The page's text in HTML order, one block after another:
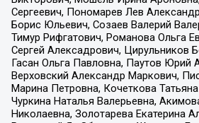
Сергеевич, Пономарев Лев
Борис Юльевич, Созаев Валерий
Тимур Рифгатович, Романова Ольга
Сергей Алексадрович, Цирульников
Гасан Ольга Павловна, Паутов Юрий
Верховский Александр Маркович,
Марина Петровна, Кочеткова
Чуркина Наталья Валерьевна,
Николаевна, Золотарева Екатерина